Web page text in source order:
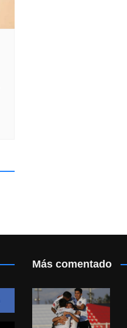
Más comentado